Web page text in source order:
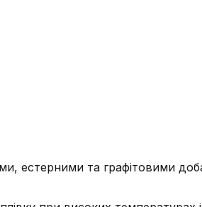
естерними та графітовими